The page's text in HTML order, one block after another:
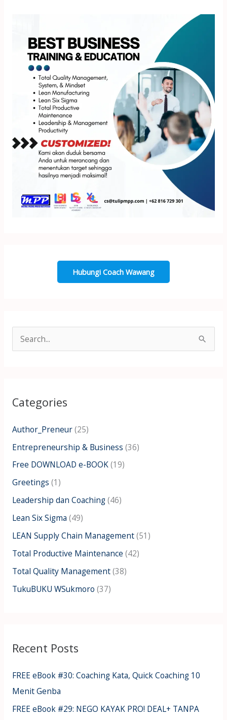
Hubungi Coach Wawang
c
f
o
r
:
Categories
Author_Preneur(25)
Entrepreneurship & Business (36)
Free DOWNLOAD e-BOOK(19)
Greetings (1)
Leadership dan Coaching(46)
Lean Six Sigma (49)
LEAN Supply Chain Management(51)
Total Productive Maintenance (42)
Total Quality Management(38)
TukuBUKU WSukmoro (37)
Recent Posts
FREE eBook #30: Coaching Kata, Quick Coaching 10
Menit Genba
FREE eBook #29: NEGO KAYAK PRO! DEAL+ TANPA